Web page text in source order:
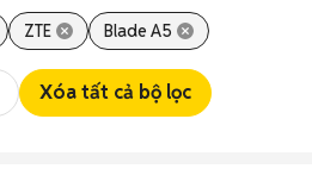
ZTE Blade A5
Xóa tất cả bộ lọc